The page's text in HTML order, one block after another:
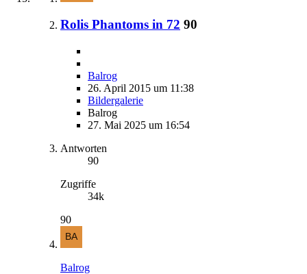
Rolis Phantoms in 72 90
Balrog
26. April 2015 um 11:38
Bildergalerie
Balrog
27. Mai 2025 um 16:54
Antworten
90
Zugriffe
34k
90
Balrog